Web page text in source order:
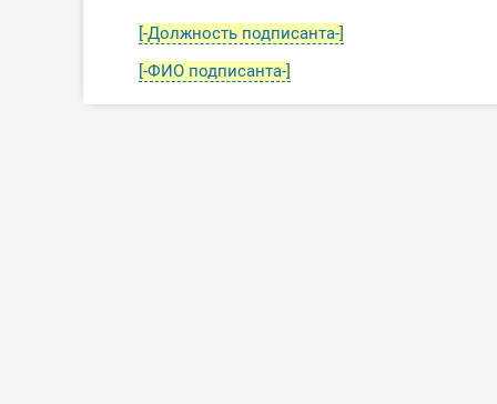
[-Должность подписанта-]
[-ФИО подписанта-]